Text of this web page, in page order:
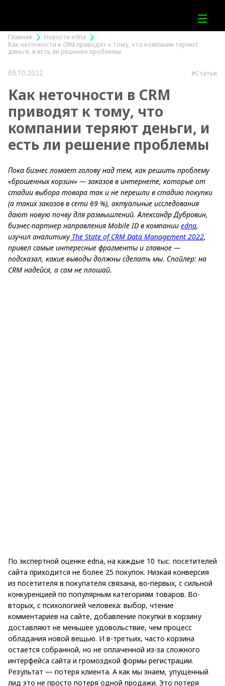
Главная
Новости edna
Как неточности в CRM приводят к тому, что компании теряют
деньги, и есть ли решение проблемы
05.10.2022 #Статьи
Как неточности в CRM
приводят к тому, что
компании теряют деньги, и
есть ли решение проблемы
Пока бизнес ломает голову над тем, как решить проблему
«брошенных корзин» — заказов в интернете, которые от
стадии выбора товара так и не перешли в стадию покупки
(а таких заказов в сети 69 %), актуальные исследования
дают новую почву для размышлений. Александр Дубровин,
бизнес-партнер направления Mobile ID в компании edna,
изучил аналитикуThe State of CRM Data Management 2022,
привел самые интересные фрагменты и главное —
подсказал, какие выводы должны сделать мы. Спойлер: на
CRM надейся, а сам не плошай.
По экспертной оценке edna, на каждые 10 тыс. посетителей
сайта приходится не более 25 покупок. Низкая конверсия
из посетителя в покупателя связана, во-первых, с сильной
конкуренцией по популярным категориям товаров. Во-
вторых, с психологией человека: выбор, чтение
комментариев на сайте, добавление покупки в корзину
доставляют не меньшее удовольствие, чем процесс
обладания новой вещью. И в-третьих, часто корзина
остается собранной, но не оплаченной из-за сложного
интерфейса сайта и громоздкой формы регистрации.
Результат — потеря клиента. А как мы знаем, упущенный
лид это не просто потеря одной продажи. Это потеря